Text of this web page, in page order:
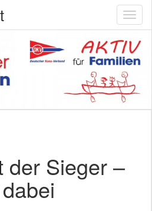
der Sieger –